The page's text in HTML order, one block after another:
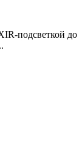
подсветкой до